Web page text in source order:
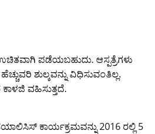
ಪಡೆಯಬಹುದು. ಆಸ್ಪತ್ರೆಗಳು
ಶುಲ್ಕವನ್ನು ವಿಧಿಸುವಂತಿಲ್ಲ.
ವಹಿಸುತ್ತದೆ.
ಕಾರ್ಯಕ್ರಮವನ್ನು 2016 ರಲ್ಲಿ 5